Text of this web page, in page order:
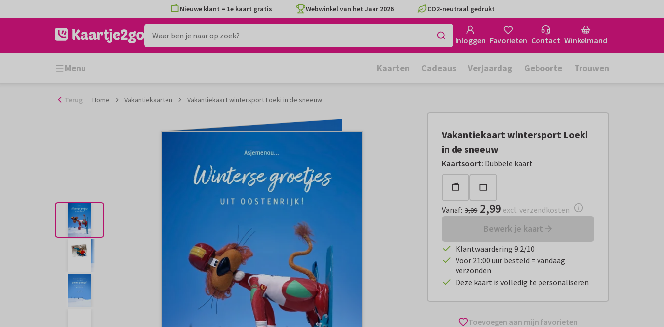
naar
Nieuwe klant = 1e kaart gratis Webwinkel van het Jaar 2026 CO2-neutraal gedrukt
Inloggen Favorieten Contact Winkelmand
Menu Kaarten Cadeaus Verjaardag Geboorte Trouwen
Terug Home Vakantiekaarten Vakantiekaart wintersport Loeki in de sneeuw
Vakantiekaart wintersport Loeki
in de sneeuw
Kaartsoort: Dubbele kaart
Vanaf:€ 2,99 excl. verzendkosten
Vanaf: 3,09 2,99 excl. verzendkosten
Bewerk je kaart
Klantwaardering 9.2/10
Voor 21:00 uur besteld = vandaag
verzonden
Deze kaart is volledig te personaliseren
Toevoegen aan mijn favorieten